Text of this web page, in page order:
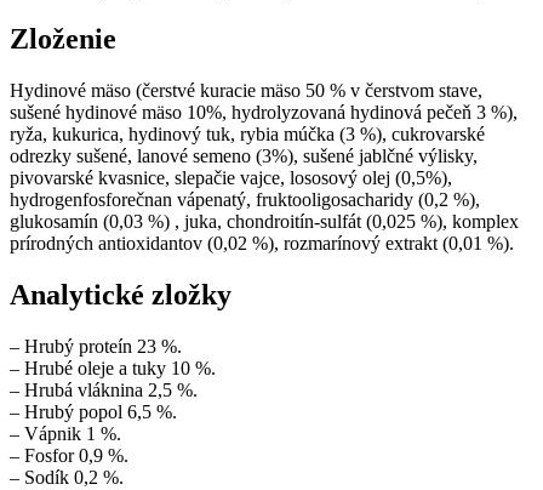
Zloženie
Hydinové mäso (čerstvé kuracie mäso 50 % v čerstvom stave,
sušené hydinové mäso 10%, hydrolyzovaná hydinová pečeň 3 %),
ryža, kukurica, hydinový tuk, rybia múčka (3 %), cukrovarské
odrezky sušené, lanové semeno (3%), sušené jablčné výlisky,
pivovarské kvasnice, slepačie vajce, lososový olej (0,5%),
hydrogenfosforečnan vápenatý, fruktooligosacharidy (0,2 %),
glukosamín (0,03 %) , juka, chondroitín-sulfát (0,025 %), komplex
prírodných antioxidantov (0,02 %), rozmarínový extrakt (0,01 %).
Analytické zložky
– Hrubý proteín 23 %.
– Hrubé oleje a tuky 10 %.
– Hrubá vláknina 2,5 %.
– Hrubý popol 6,5 %.
– Vápnik 1 %.
– Fosfor 0,9 %.
– Sodík 0,2 %.